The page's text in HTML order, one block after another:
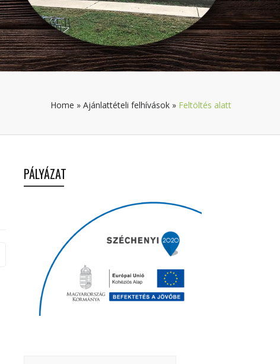
Home » Ajánlattételi felhívások » Feltöltés alatt
PÁLYÁZAT